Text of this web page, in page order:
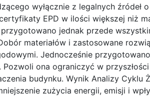
wyłącznie z legalnych źródeł
EPD w ilości większej niż
jednak przede
materiałów i zastosowane
Jednocześnie
Pozwoli ona ograniczyć w
budynku. Wynik Analizy Cyklu
zużycia energii, emisji i